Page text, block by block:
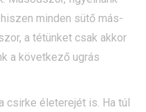
minden sütő más-
a tétünket csak akkor
a következő ugrás
csirke életerejét is. Ha túl